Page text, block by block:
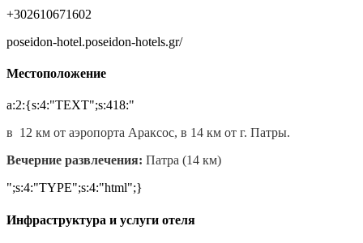
+302610671602
poseidon-hotel.poseidon-hotels.gr/
Местоположение
a:2:{s:4:"TEXT";s:418:"
в 12 км от аэропорта Араксос, в 14 км от г. Патры.
Вечерние развлечения: Патра (14 км)
";s:4:"TYPE";s:4:"html";}
Инфраструктура и услуги отеля